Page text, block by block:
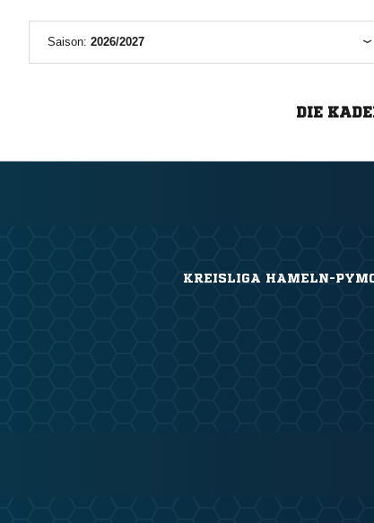
Saison: 2026/2027
DIE
KREISLIGA HAMELN-